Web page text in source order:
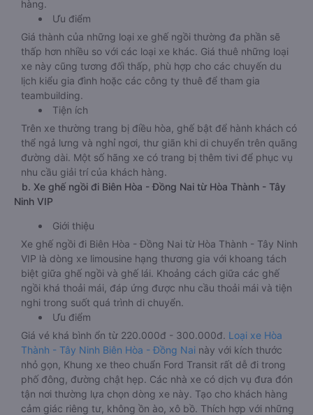
hàng.
Ưu điểm
Giá thành của những loại xe ghế ngồi thường đa phần sẽ
thấp hơn nhiều so với các loại xe khác. Giá thuê những loại
xe này cũng tương đối thấp, phù hợp cho các chuyến du
lịch kiểu gia đình hoặc các công ty thuê để tham gia
teambuilding.
Tiện ích
Trên xe thường trang bị điều hòa, ghế bật để hành khách có
thể ngả lưng và nghỉ ngơi, thư giãn khi di chuyển trên quãng
đường dài. Một số hãng xe có trang bị thêm tivi để phục vụ
nhu cầu giải trí của khách hàng.
b. Xe ghế ngồi đi Biên Hòa - Đồng Nai từ Hòa Thành - Tây
Ninh VIP
Giới thiệu
Xe ghế ngồi đi Biên Hòa - Đồng Nai từ Hòa Thành - Tây Ninh
VIP là dòng xe limousine hạng thương gia với khoang tách
biệt giữa ghế ngồi và ghế lái. Khoảng cách giữa các ghế
ngồi khá thoải mái, đáp ứng được nhu cầu thoải mái và tiện
nghi trong suốt quá trình di chuyển.
Ưu điểm
Giá vé khá bình ổn từ 220.000đ - 300.000đ. Loại xe Hòa
Thành - Tây Ninh Biên Hòa - Đồng Nai này với kích thước
nhỏ gọn, Khung xe theo chuẩn Ford Transit rất dễ đi trong
phố đông, đường chật hẹp. Các nhà xe có dịch vụ đưa đón
tận nơi thường lựa chọn dòng xe này. Tạo cho khách hàng
cảm giác riêng tư, không ồn ào, xô bồ. Thích hợp với những